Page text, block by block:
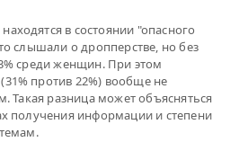
в состоянии "опасного
слышали о дропперстве, но без
среди женщин. При этом
против 22%) вообще не
Такая разница может объясняться
получения информации и степени